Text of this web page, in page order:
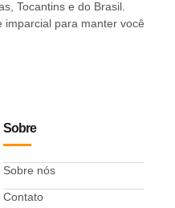
Tocantins e do Brasil.
imparcial para manter você
Sobre
Sobre nós
Contato